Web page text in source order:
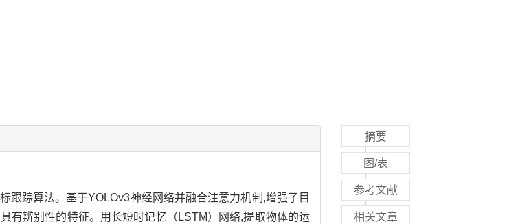
跟踪算法。基于YOLOv3神经网络并融合注意力机制,增强了目
有辨别性的特征。用长短时记忆（LSTM）网络,提取物体的运
摘要
图/表
参考文献
相关文章